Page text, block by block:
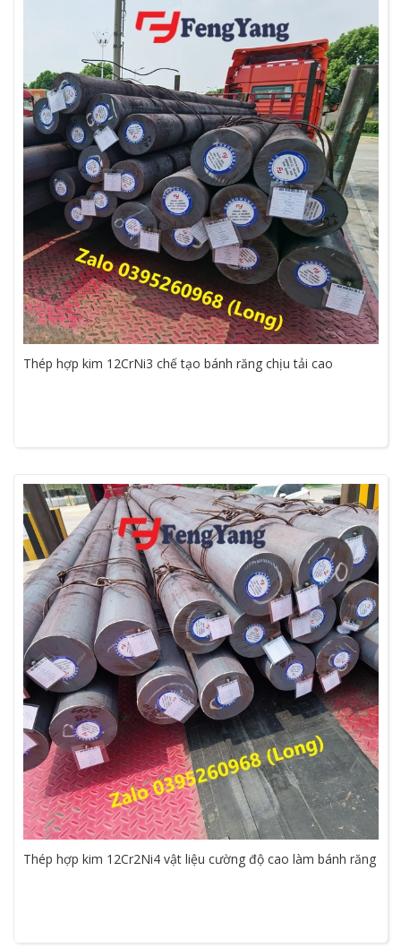
Thép hợp kim 12CrNi3 chế tạo bánh răng chịu tải cao
Thép hợp kim 12Cr2Ni4 vật liệu cường độ cao làm bánh răng